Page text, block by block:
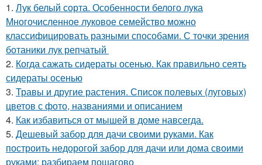
1. Лук белый сорта. Особенности белого лука
Многочисленное луковое семейство можно
классифицировать разными способами. С точки зрения
ботаники лук репчатый
2. Когда сажать сидераты осенью. Как правильно сеять
сидераты осенью
3. Травы и другие растения. Список полевых (луговых)
цветов с фото, названиями и описанием
4. Как избавиться от мышей в доме навсегда.
5. Дешевый забор для дачи своими руками. Как
построить недорогой забор для дачи или дома своими
руками: разбираем пошагово